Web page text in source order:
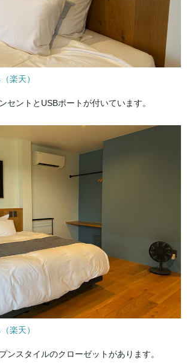
楽天）
セントとUSBポートが付いています。
楽天）
ンスタイルのクローゼットがあります。